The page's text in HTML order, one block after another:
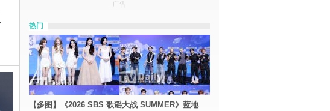
广告
热门
【多图】《2026 SBS 歌谣大战 SUMMER》蓝地